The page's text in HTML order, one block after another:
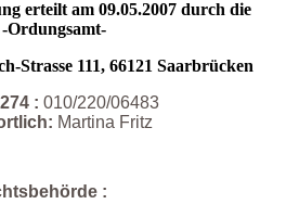
erteilt am 09.05.2007 durch die
Ordungsamt-
Strasse 111, 66121 Saarbrücken
: 010/220/06483
Martina Fritz
: